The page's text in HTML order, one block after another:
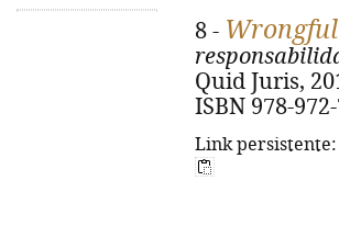
8 -
Quid Juris,
ISBN 978-
Link